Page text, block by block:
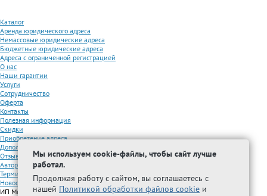
Каталог
Аренда юридического адреса
Немассовые юридические адреса
Бюджетные юридические адреса
Адреса с ограниченной регистрацией
О нас
Наши гарантии
Услуги
Сотрудничество
Оферта
Контакты
Полезная информация
Скидки
Приобретение адреса
Дополнительные услуги
Отзывы
Авторизованные партнеры
Термины
Новости
ИП Межидова А.М.
Мы используем cookie-файлы, чтобы сайт лучше
работал.
Продолжая работу с сайтом, вы соглашаетесь с
нашей Политикой обработки файлов cookie и